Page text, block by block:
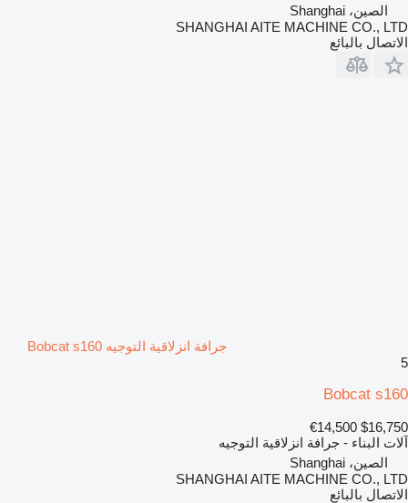
الصين، Shanghai
SHANGHAI AITE MACHINE CO., LTD
الاتصال بالبائع
جرافة انزلاقية التوجيه Bobcat s160
5
Bobcat s160
$16,750
€14,500
آلات البناء - جرافة انزلاقية التوجيه
الصين، Shanghai
SHANGHAI AITE MACHINE CO., LTD
الاتصال بالبائع